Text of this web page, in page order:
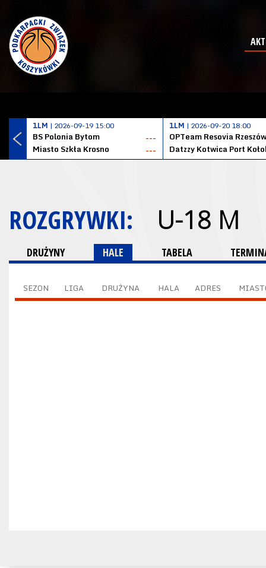
1LM | 2026-09-19 15:00
BS Polonia Bytom
---
Miasto Szkła Krosno
---
1LM | 2026-09-20 18:00
OPTeam Resovia Rzeszów
ROZGRYWKI: U-18 M
DRUŻYNY HALE TABELA
SEZON LIGA DRUŻYNA HALA ADRES